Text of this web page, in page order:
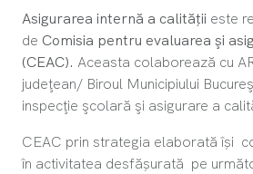
Asigurarea internă a calității este
de Comisia pentru evaluarea şi
(CEAC). Aceasta colaborează cu
judeţean/ Biroul Municipiului
inspecţie şcolară şi asigurare a
CEAC prin strategia elaborată își
în activitatea desfășurată pe